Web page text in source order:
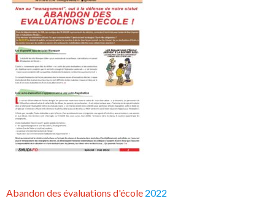
Abandon des évaluations d'école 2022